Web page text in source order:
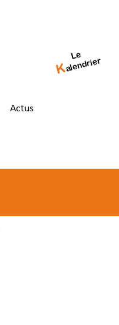
Actus
Le
Kalendrier